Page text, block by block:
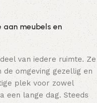
aan meubels en
van iedere ruimte. Ze
omgeving gezellig en
plek voor zowel
een lange dag. Steeds